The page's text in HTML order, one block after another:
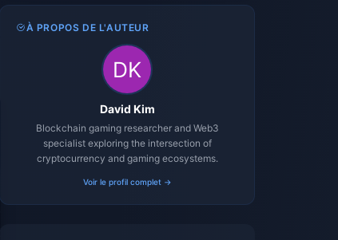
À PROPOS DE L'AUTEUR
David Kim
Blockchain gaming researcher and Web3
specialist exploring the intersection of
cryptocurrency and gaming ecosystems.
Voir le profil complet →